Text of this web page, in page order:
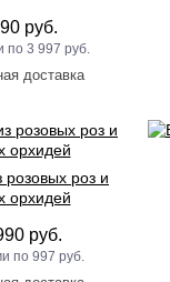
руб.
3 997 руб.
розовых роз и
орхидей
руб.
997 руб.